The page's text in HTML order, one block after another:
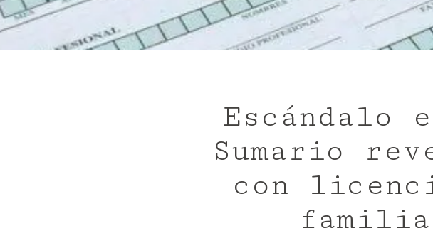
Escándalo
Sumario
con